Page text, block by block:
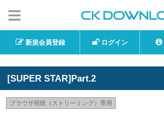
新規会員登録 ログイン
[SUPER STAR]Part.2
ブラウザ視聴（ストリーミング）専用